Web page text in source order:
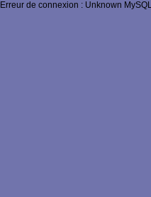
Erreur de connexion : Unknown